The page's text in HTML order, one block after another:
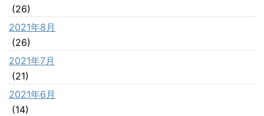
(26)
2021年8月
(26)
2021年7月
(21)
2021年6月
(14)